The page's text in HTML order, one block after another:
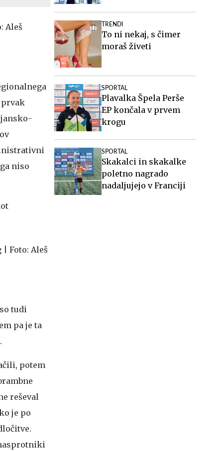
prvak
niso
tudi
pa je ta
potem
reševal
je po
TRENDI
To ni nekaj, s čimer
moraš živeti
SPORTAL
Plavalka Špela Perše
EP končala v prvem
krogu
SPORTAL
Skakalci in skakalke
poletno nagrado
nadaljujejo v Franciji